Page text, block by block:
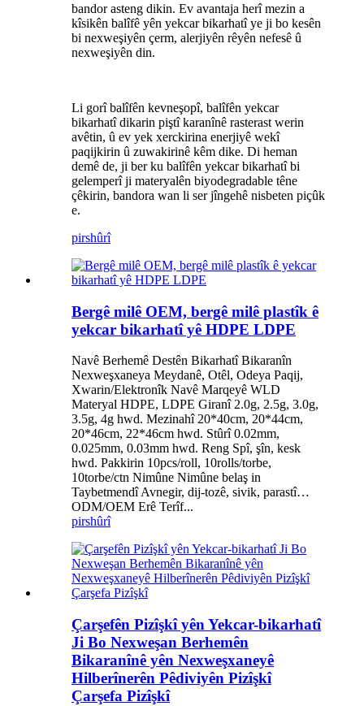
bandor asteng dikin. Ev avantaja herî mezin a
kîsikên balîfê yên yekcar bikarhatî ye ji bo kesên
bi nexweşiyên çerm, alerjiyên rêyên nefesê û
nexweşiyên din.
Li gorî balîfên kevneşopî, balîfên yekcar
bikarhatî dikarin piştî karanînê rasterast werin
avêtin, û ev yek xerckirina enerjiyê wekî
paqijkirin û zuwakirinê kêm dike. Di heman
demê de, ji ber ku balîfên yekcar bikarhatî bi
gelemperî ji materyalên biyodegradable têne
çêkirin, bandora wan li ser jîngehê nisbeten piçûk
e.
pirshûrî
Bergê milê OEM, bergê milê plastîk ê
yekcar bikarhatî yê HDPE LDPE
Navê Berhemê Destên Bikarhatî Bikaranîn
Nexweşxaneya Meydanê, Otêl, Odeya Paqij,
Xwarin/Elektronîk Navê Marqeyê WLD
Materyal HDPE, LDPE Giranî 2.0g, 2.5g, 3.0g,
3.5g, 4g hwd. Mezinahî 20*40cm, 20*44cm,
20*46cm, 22*46cm hwd. Stûrî 0.02mm,
0.025mm, 0.03mm hwd. Reng Spî, şîn, kesk
hwd. Pakkirin 10pcs/roll, 10rolls/torbe,
10torbe/ctn Nimûne Nimûne belaş in
Taybetmendî Avnegir, dij-tozê, sivik, parastî…
ODM/OEM Erê Terîf...
pirshûrî
Çarşefên Pizîşkî yên Yekcar-bikarhatî
Ji Bo Nexweşan Berhemên
Bikaranînê yên Nexweşxaneyê
Hilberînerên Pêdiviyên Pizîşkî
Çarşefa Pizîşkî